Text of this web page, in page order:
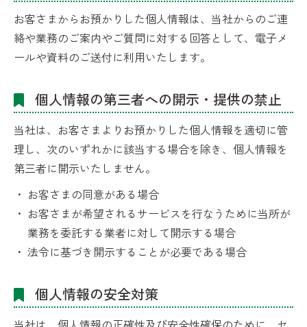
お客さまからお預かりした個人情報は、当社からのご連
絡や業務のご案内やご質問に対する回答として、電子メ
ールや資料のご送付に利用いたします。
個人情報の第三者への開示・提供の禁止
当社は、お客さまよりお預かりした個人情報を適切に管
理し、次のいずれかに該当する場合を除き、個人情報を
第三者に開示いたしません。
お客さまの同意がある場合
お客さまが希望されるサービスを行なうために当所が
業務を委託する業者に対して開示する場合
法令に基づき開示することが必要である場合
個人情報の安全対策